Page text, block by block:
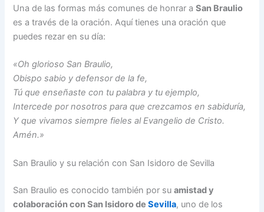
Una de las formas más comunes de honrar aSan Braulio
es a través de la oración. Aquí tienes una oración que
puedes rezar en su día:
«Oh glorioso San Braulio,
Obispo sabio y defensor de la fe,
Tú que enseñaste con tu palabra y tu ejemplo,
Intercede por nosotros para que crezcamos en sabiduría,
Y que vivamos siempre fieles al Evangelio de Cristo.
Amén.»
San Braulio y su relación con San Isidoro de Sevilla
San Braulio es conocido también por suamistad y
colaboración con San Isidoro deSevilla, uno de los